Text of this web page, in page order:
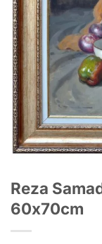
Reza
60x70cm